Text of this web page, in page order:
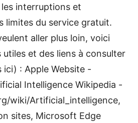
interruptions et
limites du service gratuit.
aller plus loin, voici
utiles et des liens à consulter
ici) : Apple Website -
Intelligence Wikipedia -
wiki/Artificial_intelligence,
sites, Microsoft Edge